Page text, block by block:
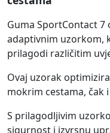
Guma SportContact
adaptivnim uzorkom,
prilagodi različitim
Ovaj uzorak
mokrim cestama, čak
S prilagodljivim
sigurnost i izvrsnu